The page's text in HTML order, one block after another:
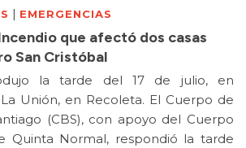
| EMERGENCIAS
que afectó dos casas
San Cristóbal
la tarde del 17 de julio, en
Unión, en Recoleta. El Cuerpo de
(CBS), con apoyo del Cuerpo
Quinta Normal, respondió la tarde